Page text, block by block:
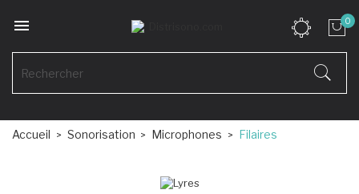
 0
Accueil Sonorisation Microphones Filaires